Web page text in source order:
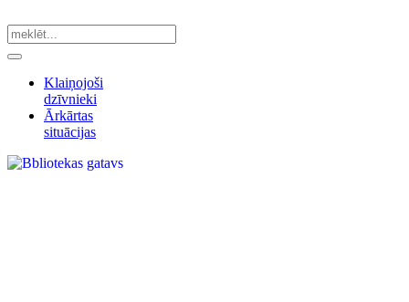
Klaiņojoši
dzīvnieki
Ārkārtas
situācijas